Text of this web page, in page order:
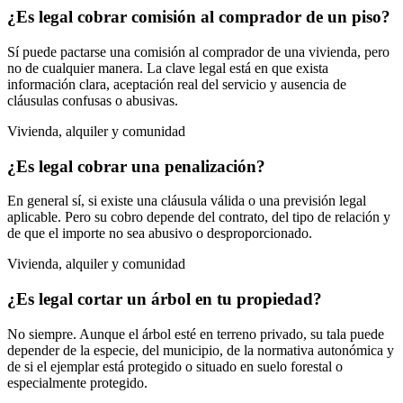
¿Es legal cobrar comisión al comprador de un piso?
Sí puede pactarse una comisión al comprador de una vivienda, pero
no de cualquier manera. La clave legal está en que exista
información clara, aceptación real del servicio y ausencia de
cláusulas confusas o abusivas.
Vivienda, alquiler y comunidad
¿Es legal cobrar una penalización?
En general sí, si existe una cláusula válida o una previsión legal
aplicable. Pero su cobro depende del contrato, del tipo de relación y
de que el importe no sea abusivo o desproporcionado.
Vivienda, alquiler y comunidad
¿Es legal cortar un árbol en tu propiedad?
No siempre. Aunque el árbol esté en terreno privado, su tala puede
depender de la especie, del municipio, de la normativa autonómica y
de si el ejemplar está protegido o situado en suelo forestal o
especialmente protegido.